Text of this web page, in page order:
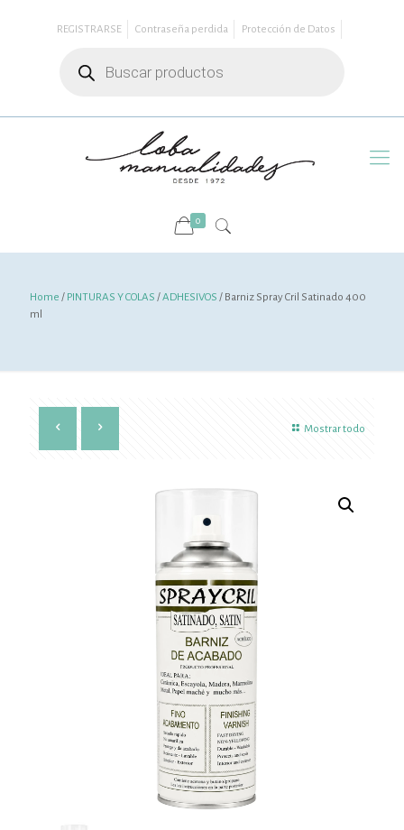
REGISTRARSE Contraseña perdida
Protección de Datos
productos
0
Home / PINTURAS Y COLAS /ADHESIVOS / Barniz Spray Cril Satinado 400
ml
Mostrar todo